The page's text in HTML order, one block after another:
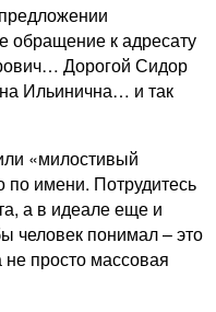
обращение к адресату
Дорогой Сидор
Ильинична… и так
«милостивый
по имени. Потрудитесь
а в идеале еще и
человек понимал – это
просто массовая